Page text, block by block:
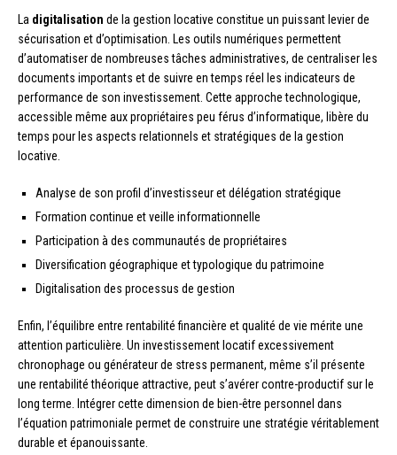
La digitalisation de la gestion locative constitue un puissant levier de
sécurisation et d’optimisation. Les outils numériques permettent
d’automatiser de nombreuses tâches administratives, de centraliser les
documents importants et de suivre en temps réel les indicateurs de
performance de son investissement. Cette approche technologique,
accessible même aux propriétaires peu férus d’informatique, libère du
temps pour les aspects relationnels et stratégiques de la gestion
locative.
Analyse de son profil d’investisseur et délégation stratégique
Formation continue et veille informationnelle
Participation à des communautés de propriétaires
Diversification géographique et typologique du patrimoine
Digitalisation des processus de gestion
Enfin, l’équilibre entre rentabilité financière et qualité de vie mérite une
attention particulière. Un investissement locatif excessivement
chronophage ou générateur de stress permanent, même s’il présente
une rentabilité théorique attractive, peut s’avérer contre-productif sur le
long terme. Intégrer cette dimension de bien-être personnel dans
l’équation patrimoniale permet de construire une stratégie véritablement
durable et épanouissante.